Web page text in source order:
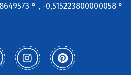
° , -0,515223800000058 °